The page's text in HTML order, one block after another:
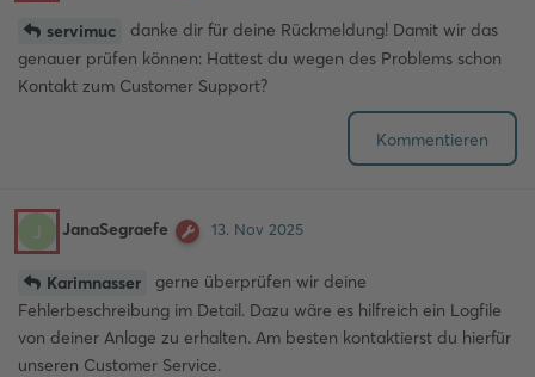
servimuc
danke dir für deine Rückmeldung! Damit wir das
genauer prüfen können: Hattest du wegen des Problems schon
Kontakt zum Customer Support?
Kommentieren
J JanaSegraefe 13. Nov 2025
Karimnasser
gerne überprüfen wir deine
Fehlerbeschreibung im Detail. Dazu wäre es hilfreich ein Logfile
von deiner Anlage zu erhalten. Am besten kontaktierst du hierfür
unseren Customer Service.